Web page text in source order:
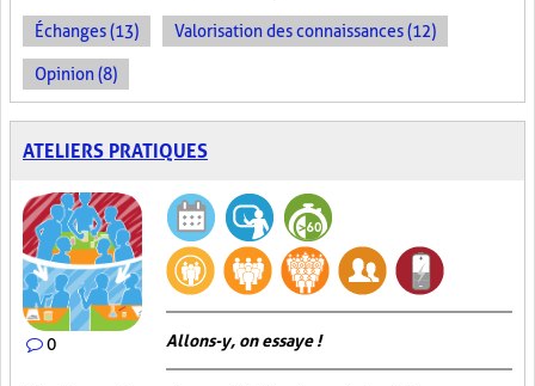
Échanges (13) Valorisation des connaissances (12)
Opinion (8)
ATELIERS PRATIQUES
0 Allons-y, on essaye !